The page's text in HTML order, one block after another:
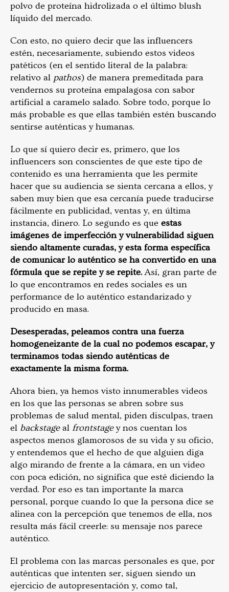
polvo de proteína hidrolizada o el último blush
líquido del mercado.
Con esto, no quiero decir que las influencers
estén, necesariamente, subiendo estos videos
patéticos (en el sentido literal de la palabra:
relativo al pathos) de manera premeditada para
vendernos su proteína empalagosa con sabor
artificial a caramelo salado. Sobre todo, porque lo
más probable es que ellas también estén buscando
sentirse auténticas y humanas.
Lo que sí quiero decir es, primero, que los
influencers son conscientes de que este tipo de
contenido es una herramienta que les permite
hacer que su audiencia se sienta cercana a ellos, y
saben muy bien que esa cercanía puede traducirse
fácilmente en publicidad, ventas y, en última
instancia, dinero. Lo segundo es que estas
imágenes de imperfección y vulnerabilidad siguen
siendo altamente curadas, y esta forma específica
de comunicar lo auténtico se ha convertido en una
fórmula que se repite y se repite.Así, gran parte de
lo que encontramos en redes sociales es un
performance de lo auténtico estandarizado y
producido en masa.
Desesperadas, peleamos contra una fuerza
homogeneizante de la cual no podemos escapar, y
terminamos todas siendo auténticas de
exactamente la misma forma.
Ahora bien, ya hemos visto innumerables videos
en los que las personas se abren sobre sus
problemas de salud mental, piden disculpas, traen
el backstageal frontstagey nos cuentan los
aspectos menos glamorosos de su vida y su oficio,
y entendemos que el hecho de que alguien diga
algo mirando de frente a la cámara, en un video
con poca edición, no significa que esté diciendo la
verdad. Por eso es tan importante la marca
personal, porque cuando lo que la persona dice se
alinea con la percepción que tenemos de ella, nos
resulta más fácil creerle: su mensaje nos parece
auténtico.
El problema con las marcas personales es que, por
auténticas que intenten ser, siguen siendo un
ejercicio de autopresentación y, como tal,